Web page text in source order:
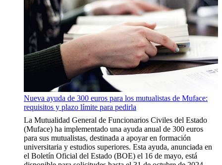
Nueva ayuda de 300 euros para los mutualistas de Muface:
requisitos y plazo límite para pedirla
La Mutualidad General de Funcionarios Civiles del Estado
(Muface) ha implementado una ayuda anual de 300 euros
para sus mutualistas, destinada a apoyar en formación
universitaria y estudios superiores. Esta ayuda, anunciada en
el Boletín Oficial del Estado (BOE) el 16 de mayo, está